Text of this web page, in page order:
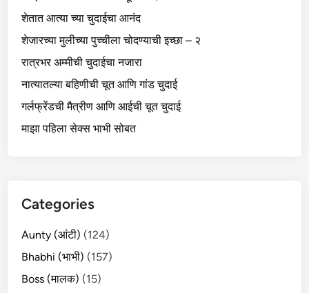
शेतात आत्या च्या चुदाईचा आनंद
शेजारच्या मुलीच्या पुच्चीला चोदण्याची इच्छा – २
रात्रभर अम्मीची चुदाईचा नजारा
नात्यातल्या बहिणीची चूत आणि गांड चुदाई
गर्लफ्रेंडची मैत्रीण आणि आईची चूत चुदाई
माझा पहिला सेक्स भाभी सोबत
Categories
Aunty (आंटी) (124)
Bhabhi (भाभी) (157)
Boss (मालक) (15)